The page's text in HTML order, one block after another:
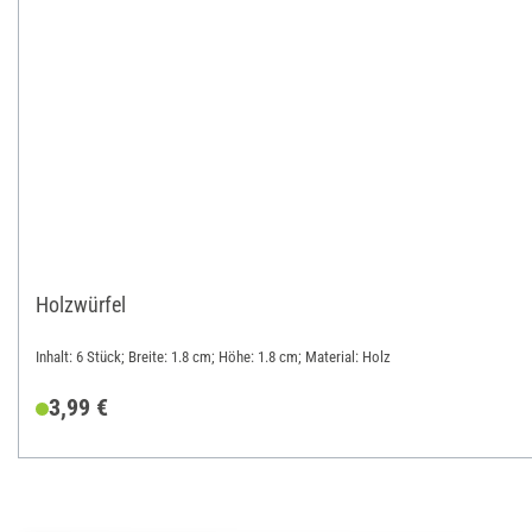
Holzwürfel
Inhalt: 6 Stück; Breite: 1.8 cm; Höhe: 1.8 cm; Material: Holz
3,99 €